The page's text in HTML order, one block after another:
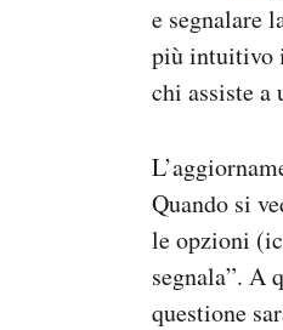
e segnalare
più intuitivo
chi assiste a
Quando si
le opzioni
segnala”. A
questione